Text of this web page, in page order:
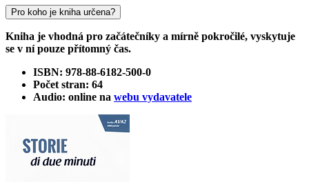
Pro koho je kniha určena?
Kniha je vhodná pro začátečníky a mírně pokročilé, vyskytuje
se v ní pouze přítomný čas.
ISBN: 978-88-6182-500-0
Počet stran: 64
Audio: online na webu vydavatele